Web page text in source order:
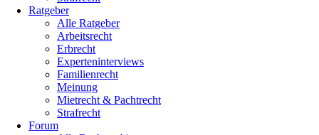
Ratgeber
Alle Ratgeber
Arbeitsrecht
Erbrecht
Experteninterviews
Familienrecht
Meinung
Mietrecht & Pachtrecht
Strafrecht
Forum